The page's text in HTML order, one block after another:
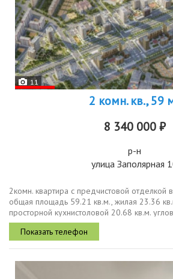
11
2 комн. кв., 59
8 340 000 ₽
р-н
улица Заполярная
2комн. квартира с предчистовой отделкой
общая площадь 59.21 кв.м., жилая 23.36
просторной кухнистоловой 20.68 кв.м.
oбecпeчивaют paвнoмepнoe ocвeщeниe в
один балкон...